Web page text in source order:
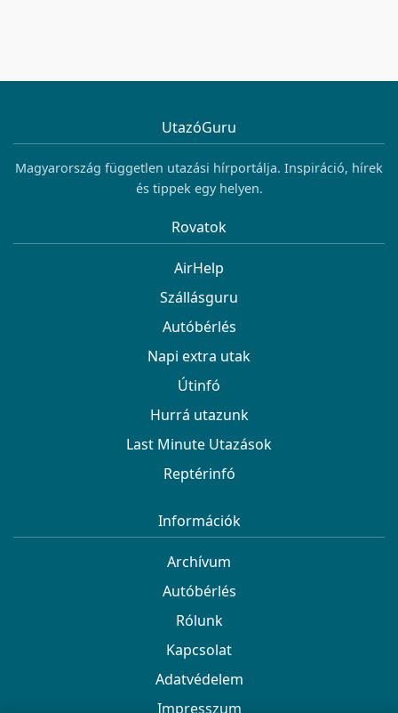
UtazóGuru
Magyarország független utazási hírportálja. Inspiráció, hírek
és tippek egy helyen.
Rovatok
AirHelp
Szállásguru
Autóbérlés
Napi extra utak
Útinfó
Hurrá utazunk
Last Minute Utazások
Reptérinfó
Információk
Archívum
Autóbérlés
Rólunk
Kapcsolat
Adatvédelem
Impresszum